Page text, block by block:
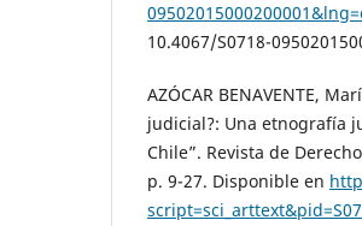
10.4067/S0718-
AZÓCAR BENAVENTE,
judicial?: Una etnografía
Chile”. Revista de
p. 9-27. Disponible en